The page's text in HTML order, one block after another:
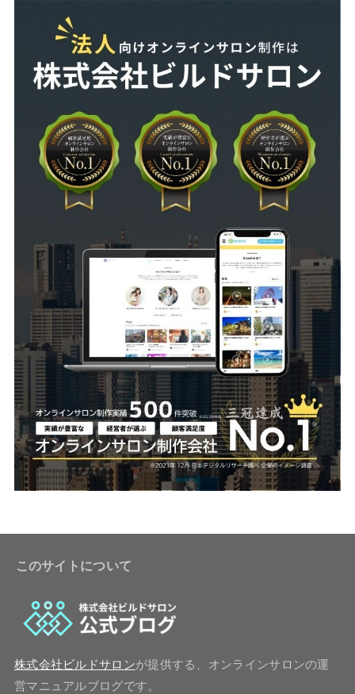
このサイトについて
株式会社ビルドサロンが提供する、オンラインサロンの運
営マニュアルブログです。